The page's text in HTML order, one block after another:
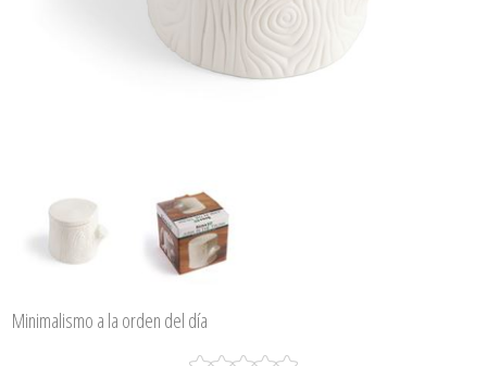
Minimalismo a la orden del día